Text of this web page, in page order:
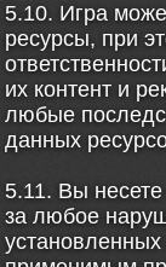
5.10. Игра
ресурсы, при
их контент и
любые
данных
5.11. Вы несете
за любое